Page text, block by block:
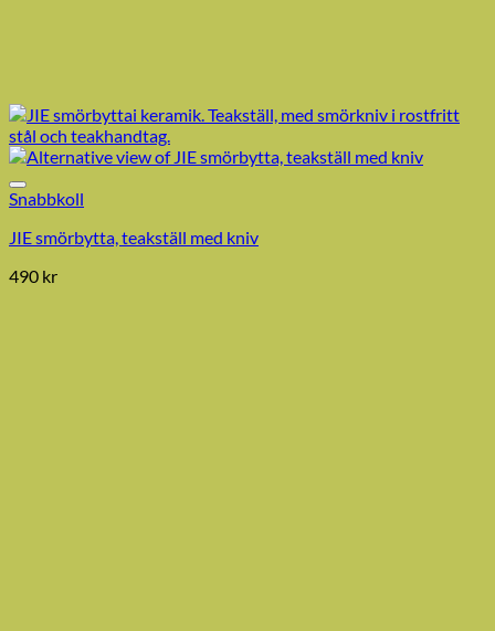
Snabbkoll
JIE smörbytta, teakställ med kniv
490 kr